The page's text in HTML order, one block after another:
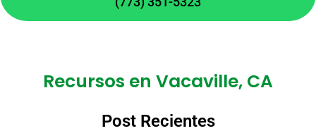
orientación experta asegura que el trabajo se
enfoque en armonizar energías, no en forzar
¿Qué debo esperar después
Vacaville?
Recursos en Vacaville, CA
Post Recientes